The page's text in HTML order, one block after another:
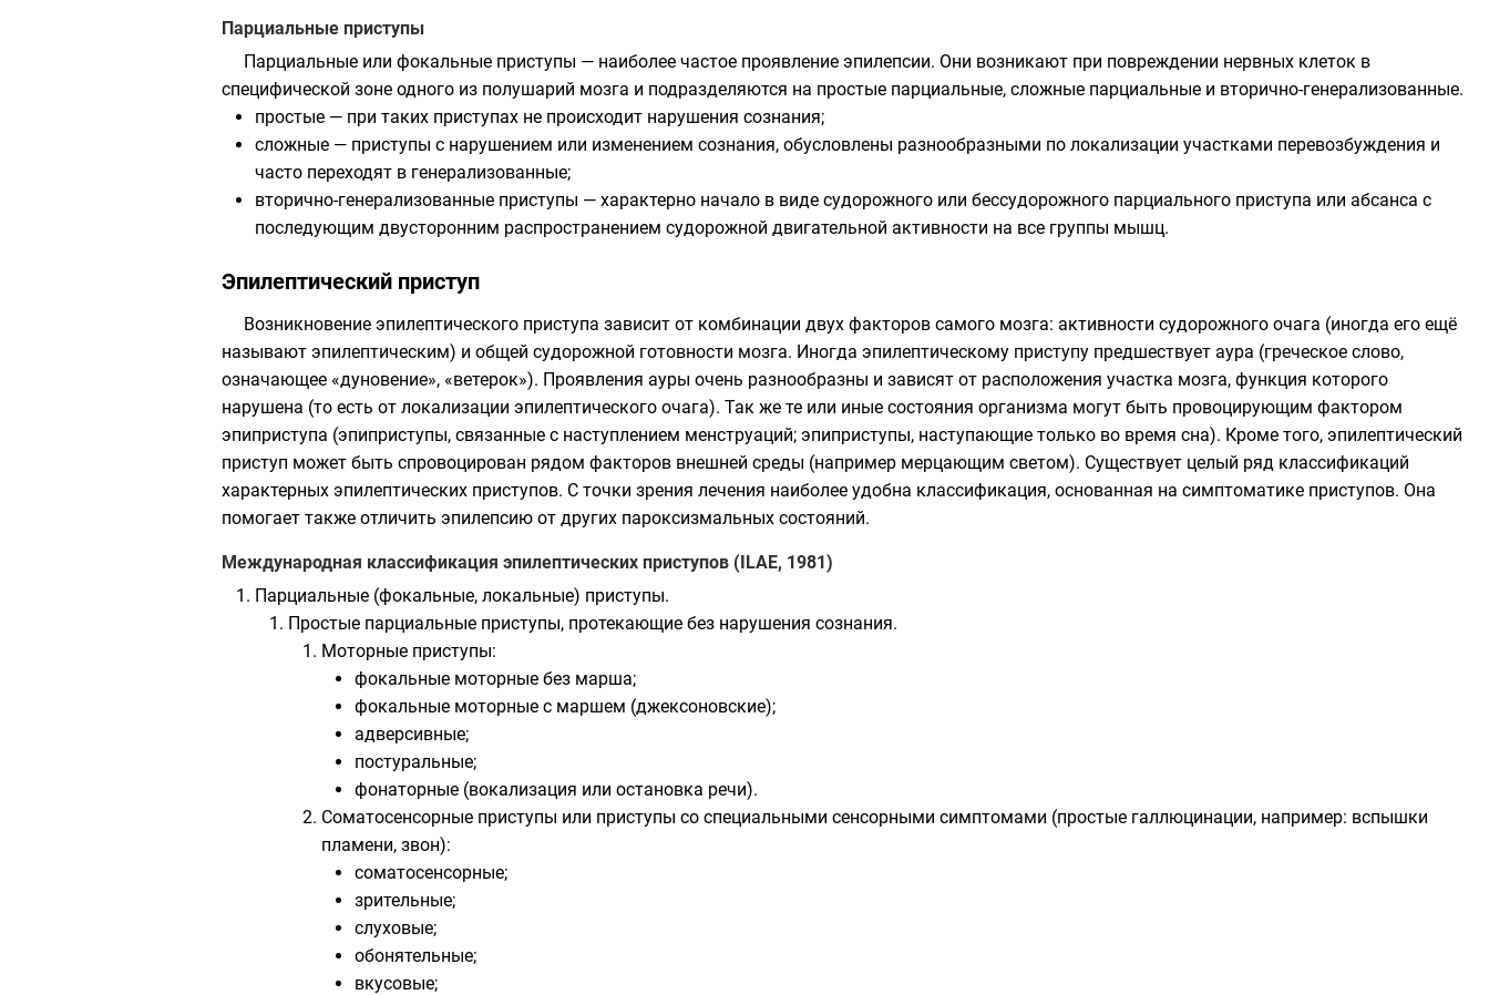
Парциальные приступы
Парциальные или фокальные приступы — наиболее частое проявление эпилепсии. Они возникают при повреждении нервных клеток в
специфической зоне одного из полушарий мозга и подразделяются на простые парциальные, сложные парциальные и вторично-генерализованные.
простые — при таких приступах не происходит нарушения сознания;
сложные — приступы с нарушением или изменением сознания, обусловлены разнообразными по локализации участками перевозбуждения и
часто переходят в генерализованные;
вторично-генерализованные приступы — характерно начало в виде судорожного или бессудорожного парциального приступа или абсанса с
последующим двусторонним распространением судорожной двигательной активности на все группы мышц.
Эпилептический приступ
Возникновение эпилептического приступа зависит от комбинации двух факторов самого мозга: активности судорожного очага (иногда его ещё
называют эпилептическим) и общей судорожной готовности мозга. Иногда эпилептическому приступу предшествует аура (греческое слово,
означающее «дуновение», «ветерок»). Проявления ауры очень разнообразны и зависят от расположения участка мозга, функция которого
нарушена (то есть от локализации эпилептического очага). Так же те или иные состояния организма могут быть провоцирующим фактором
эпиприступа (эпиприступы, связанные с наступлением менструаций; эпиприступы, наступающие только во время сна). Кроме того, эпилептический
приступ может быть спровоцирован рядом факторов внешней среды (например мерцающим светом). Существует целый ряд классификаций
характерных эпилептических приступов. С точки зрения лечения наиболее удобна классификация, основанная на симптоматике приступов. Она
помогает также отличить эпилепсию от других пароксизмальных состояний.
Международная классификация эпилептических приступов (ILAE, 1981)
Парциальные (фокальные, локальные) приступы.
Простые парциальные приступы, протекающие без нарушения сознания.
Моторные приступы:
фокальные моторные без марша;
фокальные моторные с маршем (джексоновские);
адверсивные;
постуральные;
фонаторные (вокализация или остановка речи).
Соматосенсорные приступы или приступы со специальными сенсорными симптомами (простые галлюцинации, например: вспышки
пламени, звон):
соматосенсорные;
зрительные;
слуховые;
обонятельные;
вкусовые;